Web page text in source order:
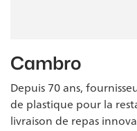
Cambro
Depuis 70 ans,
de plastique pour la
livraison de repas